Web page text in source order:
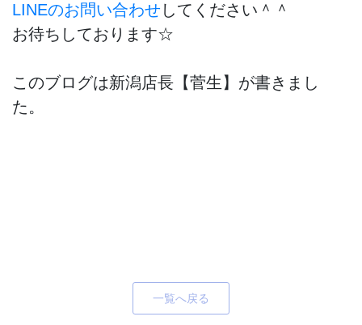
LINEのお問い合わせしてください＾＾
お待ちしております☆
このブログは新潟店長【菅生】が書きまし
た。
一覧へ戻る